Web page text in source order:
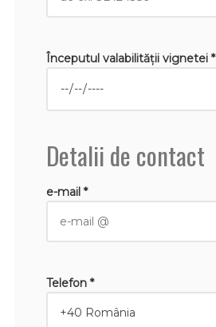
Începutul valabilităţii vignetei *
Detalii de contact
e-mail *
Telefon *